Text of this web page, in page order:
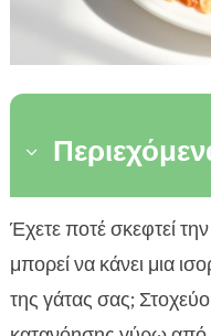
3
 Τι είναι η
 Οφέλη της
 Ποια συστατικά
γάτες
Έχετε ποτέ σκεφτεί
μπορεί να κάνει μια
της γάτας σας;